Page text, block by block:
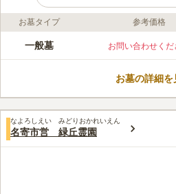
ライフドット編集部のコメント
名寄市は「名寄川」と「天塩川
やダイヤモンドダストなどの絶
口コミ評価
この霊園はまだ誰からも評価されていませ
お墓タイプ 参考価格
一般墓 お問い合わせくだ
お墓の詳細を
なよろしえい みどりおかれいえん
名寄市営 緑丘霊園